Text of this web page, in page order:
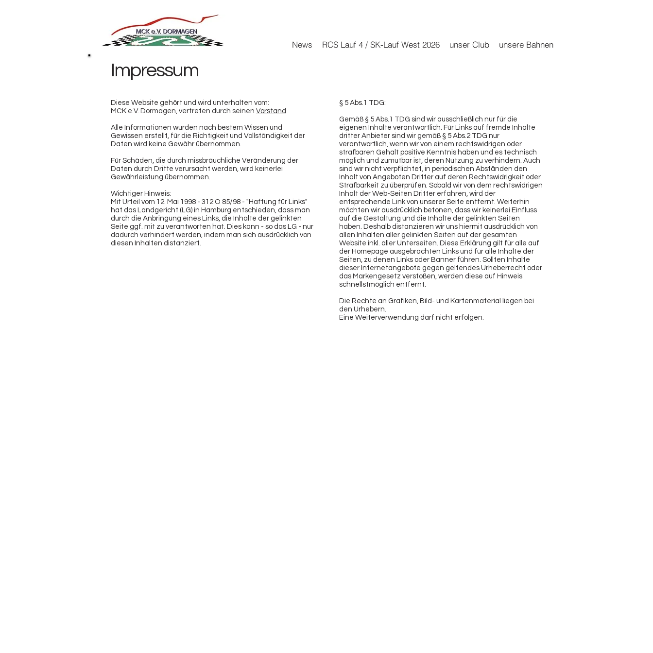
News RCS Lauf 4 / SK-Lauf West 2026 unser Club unsere Bahnen
Impressum
Diese Website gehört und wird unterhalten vom:
MCK e.V. Dormagen, vertreten durch seinen Vorstand
Alle Informationen wurden nach bestem Wissen und
Gewissen erstellt, für die Richtigkeit und Vollständigkeit der
Daten wird keine Gewähr übernommen.
Für Schäden, die durch missbräuchliche Veränderung der
Daten durch Dritte verursacht werden, wird keinerlei
Gewährleistung übernommen.
Wichtiger Hinweis:
Mit Urteil vom 12. Mai 1998 - 312 O 85/98 - "Haftung für Links"
hat das Landgericht (LG) in Hamburg entschieden, dass man
durch die Anbringung eines Links, die Inhalte der gelinkten
Seite ggf. mit zu verantworten hat. Dies kann - so das LG - nur
dadurch verhindert werden, indem man sich ausdrücklich von
diesen Inhalten distanziert.
§ 5 Abs.1 TDG:
Gemäß § 5 Abs.1 TDG sind wir ausschließlich nur für die
eigenen Inhalte verantwortlich. Für Links auf fremde Inhalte
dritter Anbieter sind wir gemäß § 5 Abs.2 TDG nur
verantwortlich, wenn wir von einem rechtswidrigen oder
strafbaren Gehalt positive Kenntnis haben und es technisch
möglich und zumutbar ist, deren Nutzung zu verhindern. Auch
sind wir nicht verpflichtet, in periodischen Abständen den
Inhalt von Angeboten Dritter auf deren Rechtswidrigkeit oder
Strafbarkeit zu überprüfen. Sobald wir von dem rechtswidrigen
Inhalt der Web-Seiten Dritter erfahren, wird der
entsprechende Link von unserer Seite entfernt. Weiterhin
möchten wir ausdrücklich betonen, dass wir keinerlei Einfluss
auf die Gestaltung und die Inhalte der gelinkten Seiten
haben. Deshalb distanzieren wir uns hiermit ausdrücklich von
allen Inhalten aller gelinkten Seiten auf der gesamten
Website inkl. aller Unterseiten. Diese Erklärung gilt für alle auf
der Homepage ausgebrachten Links und für alle Inhalte der
Seiten, zu denen Links oder Banner führen. Sollten Inhalte
dieser Internetangebote gegen geltendes Urheberrecht oder
das Markengesetz verstoßen, werden diese auf Hinweis
schnellstmöglich entfernt.
Die Rechte an Grafiken, Bild- und Kartenmaterial liegen bei
den Urhebern.
Eine Weiterverwendung darf nicht erfolgen.